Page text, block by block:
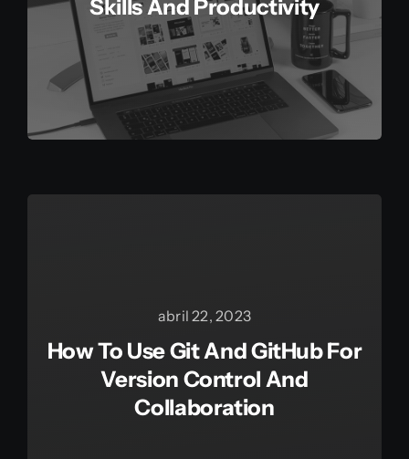
Skills And Productivity
abril 22, 2023
How To Use Git And GitHub For
Version Control And
Collaboration